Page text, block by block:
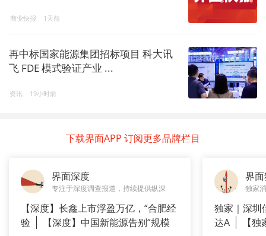
商业快报 1天前
再中标国家能源集团招标项目 科大讯
飞 FDE 模式验证产业 ...
资讯 19小时前
下载界面APP 订阅更多品牌栏目
界面深度
专注于深度调查报道，持续提供纵深
【深度】长鑫上市浮盈万亿，“合肥经
验
【深度】中国新能源告别“规模
界
独家
独家｜深圳
达A
【